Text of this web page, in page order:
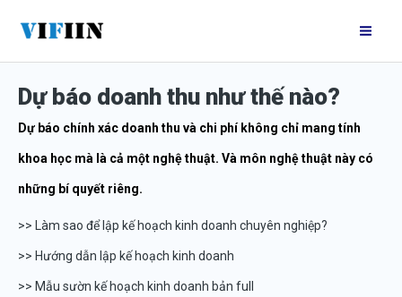
nội
dungDự báo doanh thu như thế nào?
Dự báo chính xác doanh thu và chi phí không chỉ mang tính
khoa học mà là cả một nghệ thuật. Và môn nghệ thuật này có
những bí quyết riêng.
>> Làm sao để lập kế hoạch kinh doanh chuyên nghiệp?
>> Hướng dẫn lập kế hoạch kinh doanh
>> Mẫu sườn kế hoạch kinh doanh bản full